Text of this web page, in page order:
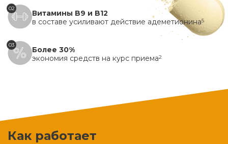
02
Витамины B9 и B12
в составе усиливают действие адеметионина5
03
Более 30%
экономия средств на курс приема2
Как работает